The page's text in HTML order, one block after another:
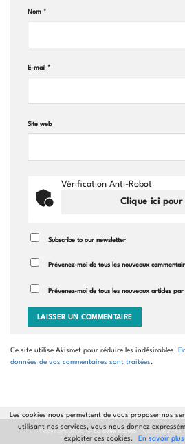
Nom *
E-mail *
Site web
Vérification Anti-Robot
Clique ici
Subscribe to our newsletter
Prévenez-moi de tous les nouveaux
Prévenez-moi de tous les nouveaux articles
Ce site utilise Akismet pour réduire les indésirables.
données de vos commentaires sont traitées .
Copyright 2026 © La Belle Ecoute - Consultez nos
Les cookies nous permettent de vous proposer nos
utilisant nos services, vous nous donnez
exploiter ces cookies.
En savoir plus